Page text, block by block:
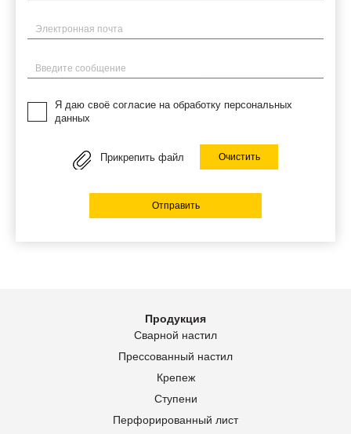
Электронная почта
Введите сообщение
Я даю своё согласие на обработку персональных
данных
Прикрепить файл Очистить
Отправить
Продукция
Сварной настил
Прессованный настил
Крепеж
Ступени
Перфорированный лист